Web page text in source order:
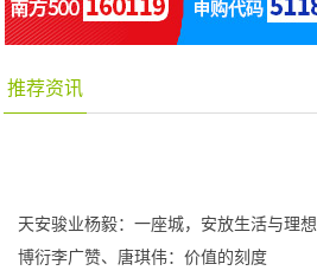
推荐资讯
天安骏业杨毅：一座城，安放生活与理想
博衍李广赞、唐琪伟：价值的刻度